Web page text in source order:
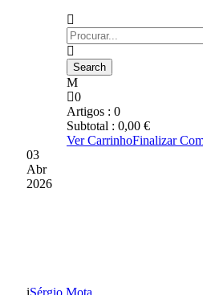
0
Artigos : 0
Subtotal : 0,00 €
Ver CarrinhoFinalizar
03
Abr
2026
Sérgio Mota